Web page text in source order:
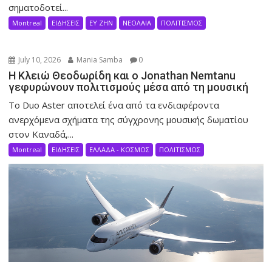
σηματοδοτεί...
Montreal ΕΙΔΗΣΕΙΣ ΕΥ ΖΗΝ ΝΕΟΛΑΙΑ ΠΟΛΙΤΙΣΜΟΣ
July 10, 2026 Mania Samba 0
Η Κλειώ Θεοδωρίδη και ο Jonathan Nemtanu
γεφυρώνουν πολιτισμούς μέσα από τη μουσική
Το Duo Aster αποτελεί ένα από τα ενδιαφέροντα
ανερχόμενα σχήματα της σύγχρονης μουσικής δωματίου
στον Καναδά,...
Montreal ΕΙΔΗΣΕΙΣ ΕΛΛΑΔΑ - ΚΟΣΜΟΣ ΠΟΛΙΤΙΣΜΟΣ